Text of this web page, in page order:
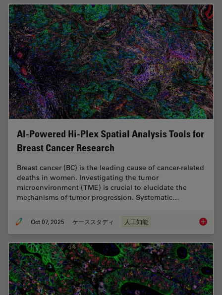
AI-Powered Hi-Plex Spatial Analysis Tools for
Breast Cancer Research
Breast cancer (BC) is the leading cause of cancer-related
deaths in women. Investigating the tumor
microenvironment (TME) is crucial to elucidate the
mechanisms of tumor progression. Systematic…
Oct 07, 2025 ケーススタディ 人工知能 AI-